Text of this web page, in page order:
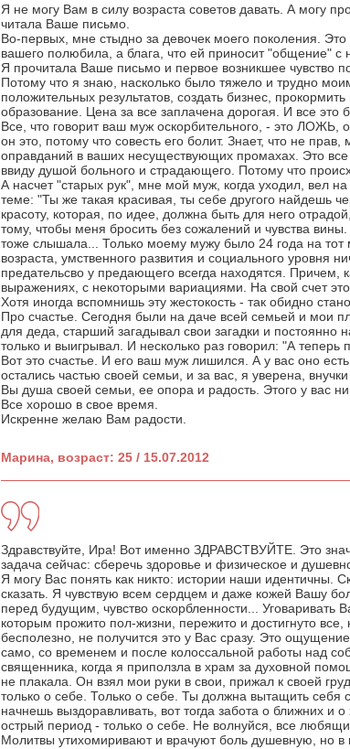
Я не могу Вам в силу возраста советов давать. А могу
читала Ваше письмо.
Во-первых, мне стыдно за девочек моего поколения.
вашего полюбила, а блага, что ей приносит "общение" с
Я прочитала Ваше письмо и первое возникшее чувство
Потому что я знаю, насколько было тяжело и трудно
положительных результатов, создать бизнес,
образование. Цена за все заплачена дорогая. И все
Все, что говорит ваш муж оскорбительного, - это
он это, потому что совесть его болит. Знает, что не
оправданий в ваших несуществующих промахах. Это
ввиду душой больного и страдающего. Потому что
А насчет "старых рук", мне мой муж, когда уходил, вел
теме: "Ты же такая красивая, ты себе другого найдешь
красоту, которая, по идее, должна быть для него
тому, чтобы меня бросить без сожалений и чувства
тоже слышала... Только моему мужу было 24 года на тот
возраста, умственного развития и социального уровня
предательсво у предающего всегда находятся. Причем,
выражениях, с некоторыми вариациями. На свой счет
Хотя иногда вспомнишь эту жестокость - так обидно
Про счастье. Сегодня были на даче всей семьей и мои
для деда, старший загадывал свои загадки и постоянно
только и выигрывал. И несколько раз говорил: "А
Вот это счастье. И его ваш муж лишился. А у вас оно
остались частью своей семьи, и за вас, я уверена,
Вы душа своей семьи, ее опора и радость. Этого у вас
Все хорошо в свое время.
Искренне желаю Вам радости.
Марина, возраст: 25 / 15.07.2012
Здравствуйте, Ира! Вот именно ЗДРАВСТВУЙТЕ. Это
задача сейчас: сберечь здоровье и физическое и
Я могу Вас понять как никто: истории наши идентичны.
сказать. Я чувствую всем сердцем и даже кожей Вашу
перед будущим, чувство оскорбленности... Уговаривать
которым прожито пол-жизни, пережито и достигнуто все,
бесполезно, не получится это у Вас сразу. Это
само, со временем и после колоссальной работы над
священника, когда я приползла в храм за духовной
не плакала. Он взял мои руки в свои, прижал к своей
только о себе. Только о себе. Ты должна вытащить себя
начнешь выздоравливать, вот тогда забота о ближних
острый период - только о себе. Не волнуйся, все
Молитвы утихомиривают и врачуют боль душевную, но в